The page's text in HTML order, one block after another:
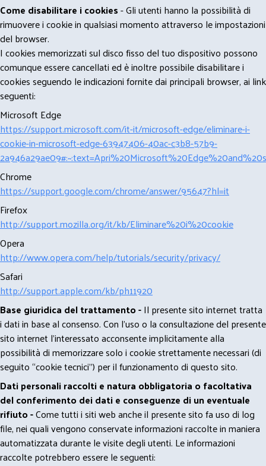
Come disabilitare i cookies- Gli utenti hanno la possibilità di
rimuovere i cookie in qualsiasi momento attraverso le impostazioni
del browser.
I cookies memorizzati sul disco fisso del tuo dispositivo possono
comunque essere cancellati ed è inoltre possibile disabilitare i
cookies seguendo le indicazioni fornite dai principali browser, ai link
seguenti:
Microsoft Edge
https://support.microsoft.com/it-it/microsoft-edge/eliminare-i-
cookie-in-microsoft-edge-63947406-40ac-c3b8-57b9-
Chrome
https://support.google.com/chrome/answer/95647?hl=it
Firefox
http://support.mozilla.org/it/kb/Eliminare%20i%20cookie
Opera
http://www.opera.com/help/tutorials/security/privacy/
Safari
http://support.apple.com/kb/ph11920
Base giuridica del trattamento -Il presente sito internet tratta
i dati in base al consenso. Con l'uso o la consultazione del presente
sito internet l’interessato acconsente implicitamente alla
possibilità di memorizzare solo i cookie strettamente necessari (di
seguito “cookie tecnici”) per il funzionamento di questo sito.
Dati personali raccolti e natura obbligatoria o facoltativa
del conferimento dei dati e conseguenze di un eventuale
rifiuto -Come tutti i siti web anche il presente sito fa uso di log
file, nei quali vengono conservate informazioni raccolte in maniera
automatizzata durante le visite degli utenti. Le informazioni
raccolte potrebbero essere le seguenti: